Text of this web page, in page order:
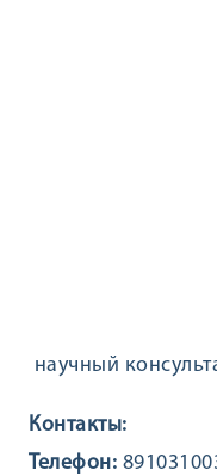
научный
Контакты:
Телефон: